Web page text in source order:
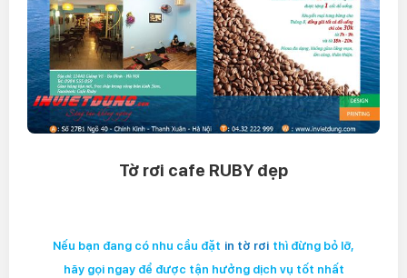
Tờ rơi cafe RUBY đẹp
Nếu bạn đang có nhu cầu đặt in tờ rơi thì đừng bỏ lỡ,
hãy gọi ngay để được tận hưởng dịch vụ tốt nhất